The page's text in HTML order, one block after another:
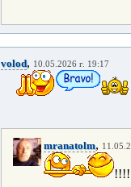
volod, 10.05.2026 г. 19:17
mranatolm,